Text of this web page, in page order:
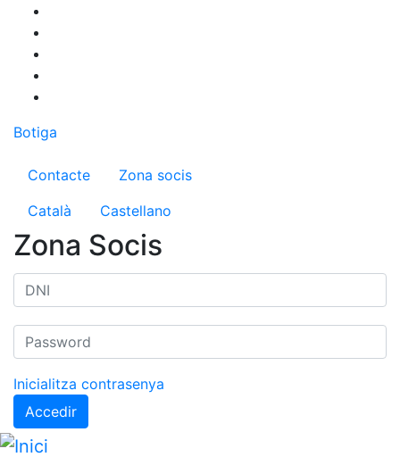
contingut
Botiga
Menú del compte d'usuari
Contacte
Zona socis
Català
Castellano
Zona Socis
Inicialitza contrasenya
Accedir